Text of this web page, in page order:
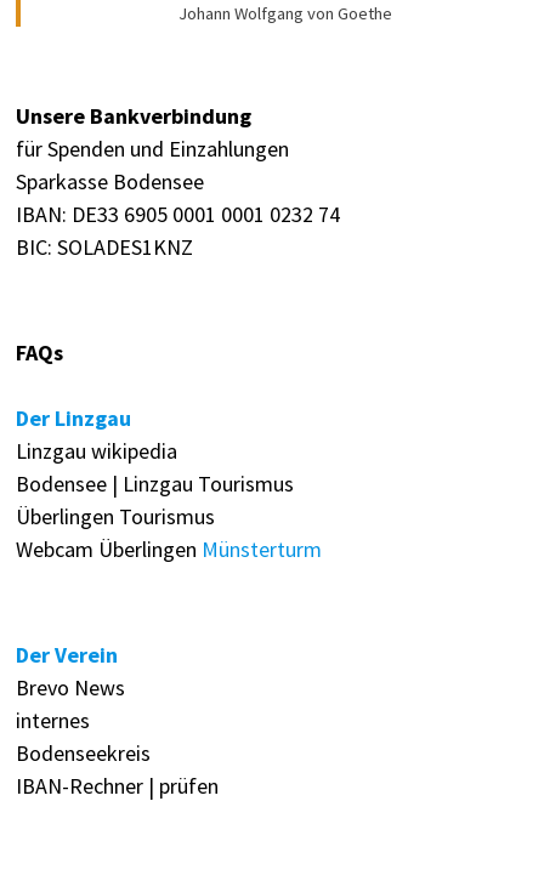
Johann Wolfgang von Goethe
Unsere Bankverbindung
für Spenden und Einzahlungen
Sparkasse Bodensee
IBAN: DE33 6905 0001 0001 0232 74
BIC: SOLADES1KNZ
FAQs
Der Linzgau
Linzgau wikipedia
Bodensee | Linzgau Tourismus
Überlingen Tourismus
Webcam Überlingen Münsterturm
Der Verein
Brevo News
internes
Bodenseekreis
IBAN-Rechner | prüfen